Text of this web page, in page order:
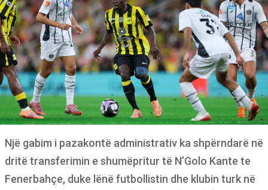
Një gabim i pazakontë administrativ ka shpërndarë në
dritë transferimin e shumëpritur të N’Golo Kante te
Fenerbahçe, duke lënë futbollistin dhe klubin turk në